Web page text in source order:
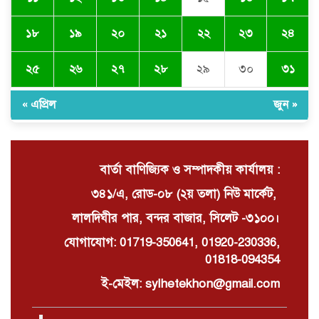
নবনিযুক্ত এসএমপি কমিশনারের সঙ্গে
সাংবাদিকদের মতবিনিময় সভা
অবৈধ বালু উত্তোলনের অভিযোগে ২১টি
ড্রেজার জব্দ, ৯ জন আটক
১৮ ১৯ ২০ ২১ ২২ ২৩ ২৪
২৫ ২৬ ২৭ ২৮ ২৯ ৩০ ৩১
« এপ্রিল জুন »
বার্তা বাণিজ্যিক ও সম্পাদকীয় কার্যালয় :
৩৪১/এ, রোড-০৮ (২য় তলা) নিউ মার্কেট,
লালদিঘীর পার, বন্দর বাজার, সিলেট -৩১০০।
যোগাযোগ: 01719-350641, 01920-230336,
01818-094354
ই-মেইল: sylhetekhon@gmail.com